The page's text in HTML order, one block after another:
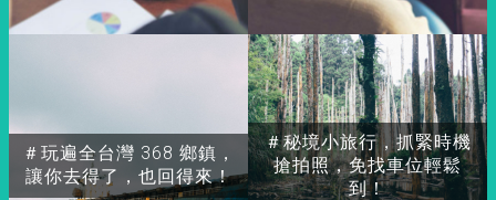
＃玩遍全台灣 368 鄉鎮，
讓你去得了，也回得來！
＃秘境小旅行，抓緊時機
搶拍照，免找車位輕鬆
到！